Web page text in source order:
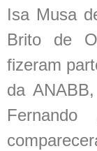
Isa Musa
Brito de
fizeram
da